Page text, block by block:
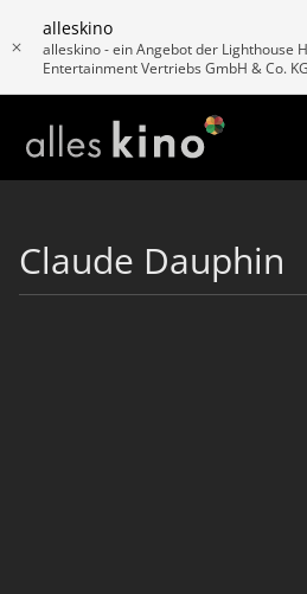
alleskino
alleskino - ein Angebot der Lighthouse
Entertainment Vertriebs GmbH & Co. KG
Claude Dauphin